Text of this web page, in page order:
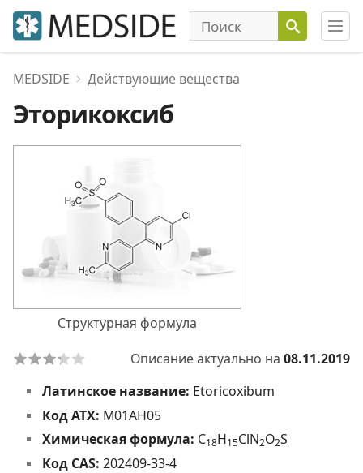
MEDSIDE Действующие вещества
Эторикоксиб
Структурная формула
Описание актуально на 08.11.2019
Латинское название: Etoricoxibum
Код АТХ: M01AH05
Химическая формула: C18H15ClN2O2S
Код CAS: 202409-33-4